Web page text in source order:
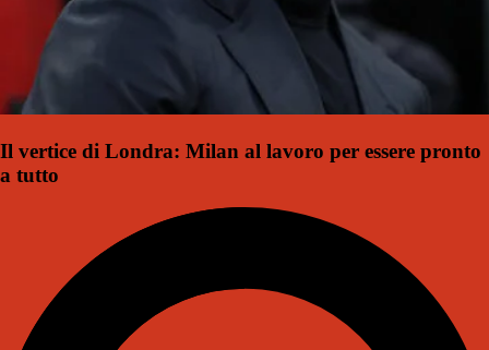
Il vertice di Londra: Milan al lavoro per essere pronto
a tutto